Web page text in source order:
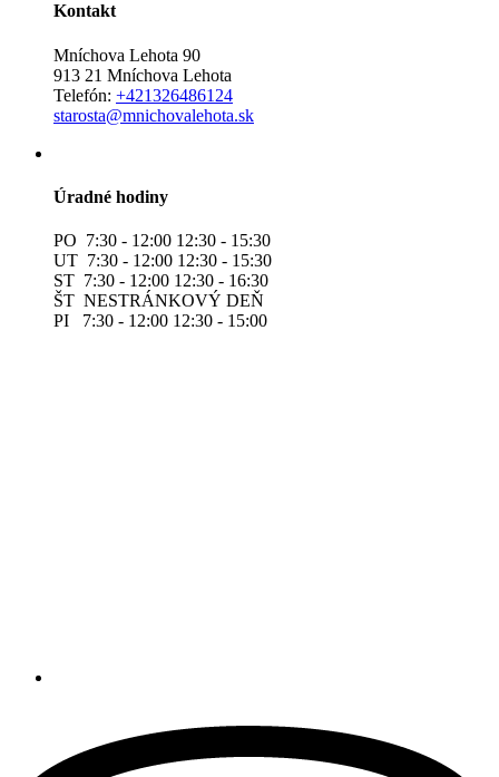
Kontakt
Mníchova Lehota 90
913 21 Mníchova Lehota
Telefón: +421326486124
starosta@mnichovalehota.sk
Úradné hodiny
PO 7:30 - 12:00 12:30 - 15:30
UT 7:30 - 12:00 12:30 - 15:30
ST 7:30 - 12:00 12:30 - 16:30
ŠT NESTRÁNKOVÝ DEŇ
PI 7:30 - 12:00 12:30 - 15:00